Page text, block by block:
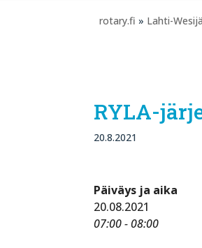
rotary.fi » Lahti-
RYLA-
20.8.2021
Päiväys ja aika
20.08.2021
07:00 - 08:00